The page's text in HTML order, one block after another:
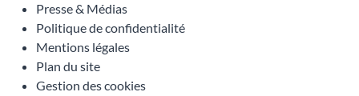
Presse & Médias
Politique de confidentialité
Mentions légales
Plan du site
Gestion des cookies